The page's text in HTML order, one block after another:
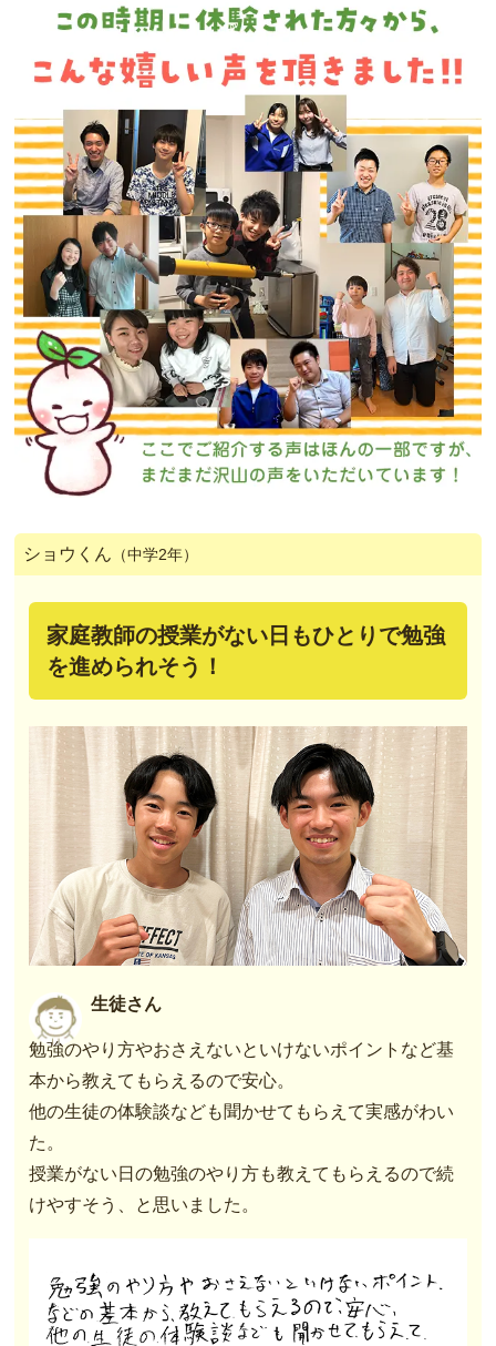
ショウくん （中学2年）
家庭教師の授業がない日もひとりで勉強
を進められそう！
生徒さん
勉強のやり方やおさえないといけないポイントなど基
本から教えてもらえるので安心。
他の生徒の体験談なども聞かせてもらえて実感がわい
た。
授業がない日の勉強のやり方も教えてもらえるので続
けやすそう、と思いました。